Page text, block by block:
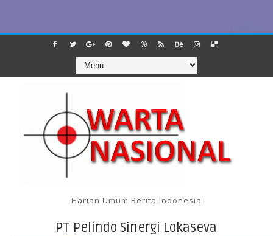
Harian Umum Berita Indonesia
PT Pelindo Sinergi Lokaseva